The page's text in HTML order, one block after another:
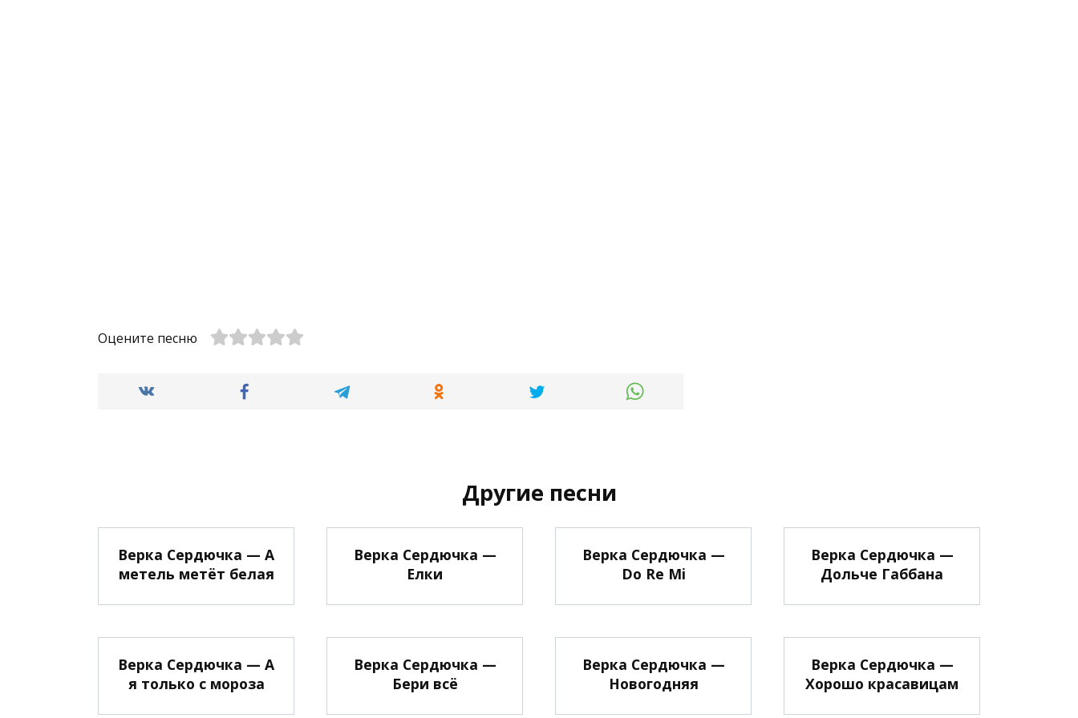
Оцените песню
Другие песни
Верка Сердючка — А
метель метёт белая
Верка Сердючка —
Елки
Верка Сердючка —
Do Re Mi
Верка Сердючка —
Дольче Габбана
Верка Сердючка — А
я только с мороза
Верка Сердючка —
Бери всё
Верка Сердючка —
Новогодняя
Верка Сердючка —
Хорошо красавицам